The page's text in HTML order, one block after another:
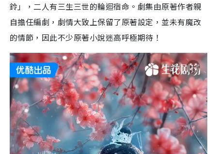
鈴」，二人有三生三世的輪迴宿命。劇集由原著作者親
自擔任編劇，劇情大致上保留了原著設定，並未有魔改
的情節，因此不少原著小說迷高呼極期待！